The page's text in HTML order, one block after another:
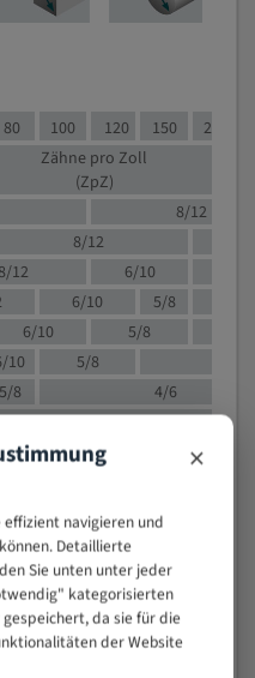
80 100 120 150 200
Zähne pro Zoll
(ZpZ)
8/12
8/12
12 6/10
6/10
5/8
6/10
5/8
10 5/8
5/8
4/6
4/6
4/5
4/5
×
navigieren und
Detaillierte
Sie unten unter jeder
kategorisierten
da sie für die
der Website